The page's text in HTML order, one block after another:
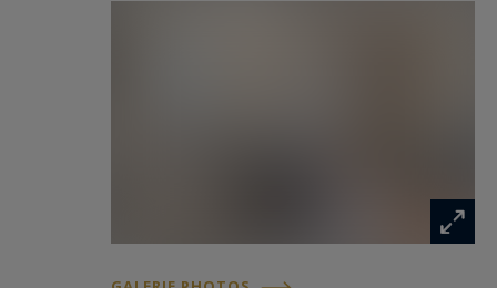
prisée, à proximité immédiate des boutiques de
luxe, des meilleures tables et du tramway.